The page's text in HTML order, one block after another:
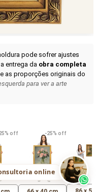
nossos vídeos nas redes
VER
Maria
uma Rosa
R$ 365,92
online
pode sofrer ajustes
entrega da obra completa
as proporções originais do
para ver a arte
off -25% off